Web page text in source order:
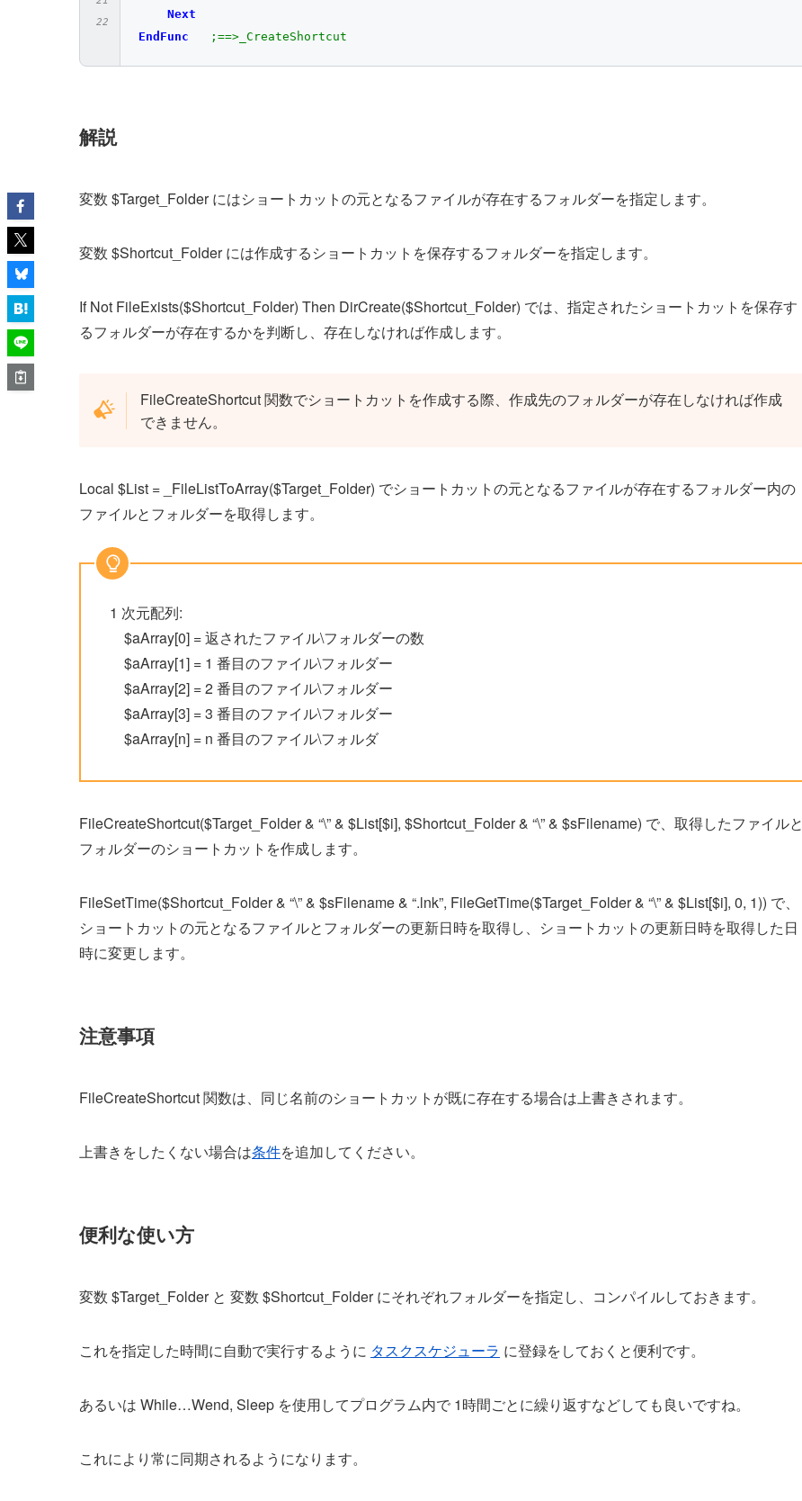
Next
EndFunc
;==>_CreateShortcut
解説
変数 $Target_Folder にはショートカットの元となるファイルが存在するフォルダーを指定します。
変数 $Shortcut_Folder には作成するショートカットを保存するフォルダーを指定します。
If Not FileExists($Shortcut_Folder) Then DirCreate($Shortcut_Folder) では、指定されたショートカットを保存す
るフォルダーが存在するかを判断し、存在しなければ作成します。
FileCreateShortcut 関数でショートカットを作成する際、作成先のフォルダーが存在しなければ作成
できません。
Local $List = _FileListToArray($Target_Folder) でショートカットの元となるファイルが存在するフォルダー内の
ファイルとフォルダーを取得します。
1 次元配列:
$aArray[0] = 返されたファイル\フォルダーの数
$aArray[1] = 1 番目のファイル\フォルダー
$aArray[2] = 2 番目のファイル\フォルダー
$aArray[3] = 3 番目のファイル\フォルダー
$aArray[n] = n 番目のファイル\フォルダ
FileCreateShortcut($Target_Folder & “\” & $List[$i], $Shortcut_Folder & “\” & $sFilename) で、取得したファイルと
フォルダーのショートカットを作成します。
FileSetTime($Shortcut_Folder & “\” & $sFilename & “.lnk”, FileGetTime($Target_Folder & “\” & $List[$i], 0, 1)) で、
ショートカットの元となるファイルとフォルダーの更新日時を取得し、ショートカットの更新日時を取得した日
時に変更します。
注意事項
FileCreateShortcut 関数は、同じ名前のショートカットが既に存在する場合は上書きされます。
上書きをしたくない場合は条件を追加してください。
便利な使い方
変数 $Target_Folder と 変数 $Shortcut_Folder にそれぞれフォルダーを指定し、コンパイルしておきます。
これを指定した時間に自動で実行するように タスクスケジューラ に登録をしておくと便利です。
あるいは While…Wend, Sleep を使用してプログラム内で 1時間ごとに繰り返すなどしても良いですね。
これにより常に同期されるようになります。